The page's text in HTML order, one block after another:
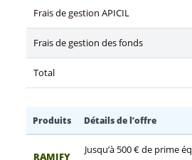
Frais de gestion APICIL
Frais de gestion des fonds
Total
Produits Détails de l’offre
RAMIFY
Jusqu’à 500 € de prime